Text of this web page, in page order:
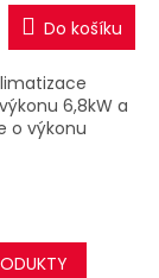
M
A
Do košíku
6,8kW a
o výkonu